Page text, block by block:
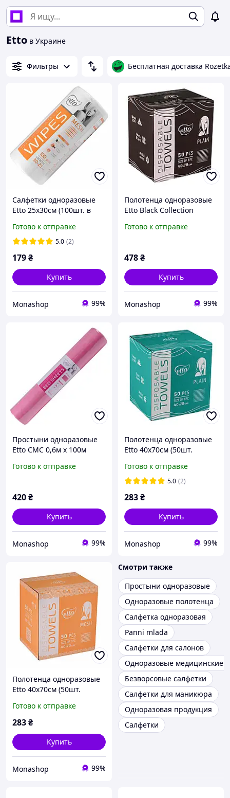
Etto в Украине
Фильтры Бесплатная доставка
Салфетки одноразовые
Etto 25х30см (100шт. в
Готово к отправке
5.0 (2)
179₴
Купить
Monashop 99%
Полотенца одноразовые
Etto Black Collection
сложенные) гладкие 60г/
Готово к отправке
478₴
Купить
Monashop 99%
Простыни одноразовые
Etto СМС 0,6м х 100м
Готово к отправке
420₴
Купить
Monashop 99%
Полотенца одноразовые
Etto 40х70см (50шт.
м2
Готово к отправке
5.0 (2)
283₴
Купить
Monashop 99%
Полотенца одноразовые
Etto 40х70см (50шт.
Готово к отправке
283₴
Купить
Monashop 99%
Смотри также
Простыни одноразовые
Одноразовые полотенца
Салфетка одноразовая
Panni mlada
Салфетки для салонов
Одноразовые медицинские
Безворсовые салфетки
Салфетки для маникюра
Одноразовая продукция
Салфетки